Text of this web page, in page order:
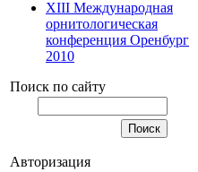
XIII Международная
орнитологическая
конференция Оренбург
2010
Поиск по сайту
Авторизация